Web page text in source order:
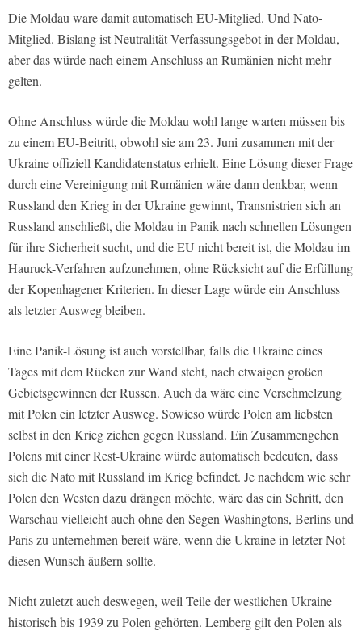
Die Moldau ware damit automatisch EU-Mitglied. Und Nato-
Mitglied. Bislang ist Neutralität Verfassungsgebot in der Moldau,
aber das würde nach einem Anschluss an Rumänien nicht mehr
gelten.
Ohne Anschluss würde die Moldau wohl lange warten müssen bis
zu einem EU-Beitritt, obwohl sie am 23. Juni zusammen mit der
Ukraine offiziell Kandidatenstatus erhielt. Eine Lösung dieser Frage
durch eine Vereinigung mit Rumänien wäre dann denkbar, wenn
Russland den Krieg in der Ukraine gewinnt, Transnistrien sich an
Russland anschließt, die Moldau in Panik nach schnellen Lösungen
für ihre Sicherheit sucht, und die EU nicht bereit ist, die Moldau im
Hauruck-Verfahren aufzunehmen, ohne Rücksicht auf die Erfüllung
der Kopenhagener Kriterien. In dieser Lage würde ein Anschluss
als letzter Ausweg bleiben.
Eine Panik-Lösung ist auch vorstellbar, falls die Ukraine eines
Tages mit dem Rücken zur Wand steht, nach etwaigen großen
Gebietsgewinnen der Russen. Auch da wäre eine Verschmelzung
mit Polen ein letzter Ausweg. Sowieso würde Polen am liebsten
selbst in den Krieg ziehen gegen Russland. Ein Zusammengehen
Polens mit einer Rest-Ukraine würde automatisch bedeuten, dass
sich die Nato mit Russland im Krieg befindet. Je nachdem wie sehr
Polen den Westen dazu drängen möchte, wäre das ein Schritt, den
Warschau vielleicht auch ohne den Segen Washingtons, Berlins und
Paris zu unternehmen bereit wäre, wenn die Ukraine in letzter Not
diesen Wunsch äußern sollte.
Nicht zuletzt auch deswegen, weil Teile der westlichen Ukraine
historisch bis 1939 zu Polen gehörten. Lemberg gilt den Polen als